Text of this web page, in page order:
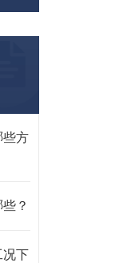
些方
？
况下